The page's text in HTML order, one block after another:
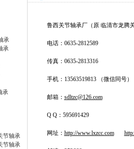
承
承
承
节轴承
节轴承
鲁西关节轴承厂（原 临清市龙腾
电话：0635-2812589
传真：0635-2813316
手机：13563519813 （微信同号
邮箱： sdltzc@126.com
Q Q：595691429
网址： http://www.lxzcc.com